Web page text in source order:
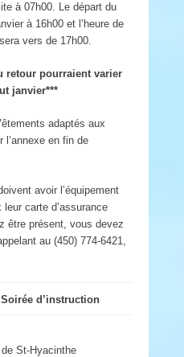
à 07h00. Le départ du
à 16h00 et l’heure de
vers de 17h00.
retour pourraient varier
janvier***
adaptés aux
l’annexe en fin de
avoir l’équipement
carte d’assurance
être présent, vous devez
au (450) 774-6421,
Soirée d’instruction
St-Hyacinthe